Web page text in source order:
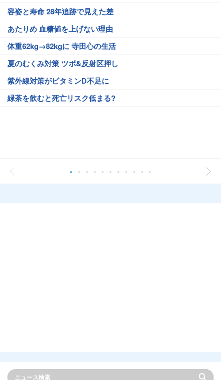
容姿と寿命 28年追跡で見えた差
あたりめ 血糖値を上げない理由
体重62kg→82kgに 寺田心の生活
夏のむくみ対策 ツボ&反射区押し
紫外線対策がビタミンD不足に
緑茶を飲むと死亡リスク低まる?